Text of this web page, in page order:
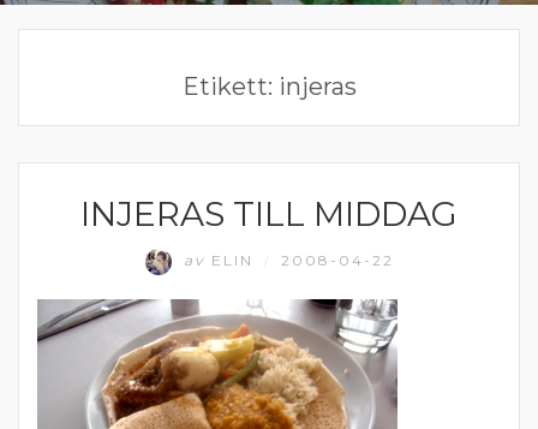
Etikett: injeras
MATPRATINJERAS TILL MIDDAG
av ELIN 2008-04-22